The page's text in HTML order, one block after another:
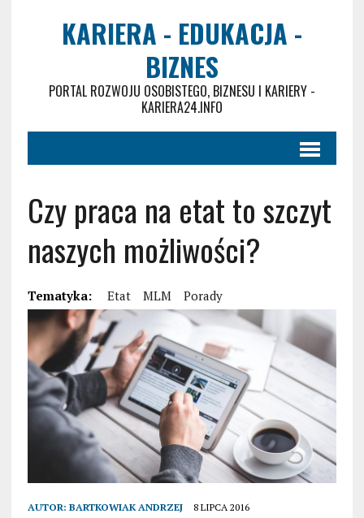
KARIERA - EDUKACJA -
BIZNES
PORTAL ROZWOJU OSOBISTEGO, BIZNESU I KARIERY -
KARIERA24.INFO
Czy praca na etat to szczyt
naszych możliwości?
Tematyka: Etat MLM Porady
AUTOR: BARTKOWIAK ANDRZEJ 8 LIPCA 2016